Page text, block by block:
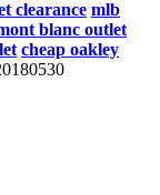
clearance mlb
blanc outlet
cheap oakley